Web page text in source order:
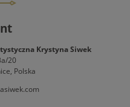
Krystyna Siwek
20
Polska